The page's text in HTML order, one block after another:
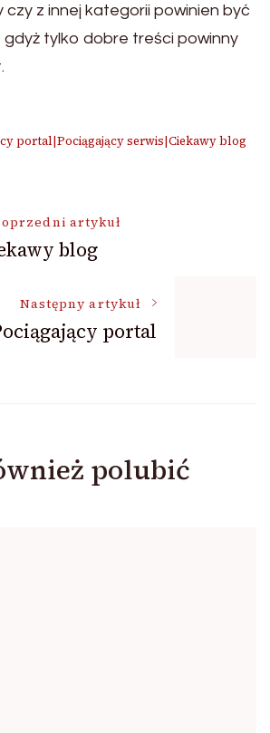
z innej kategorii powinien być
gdyż tylko dobre treści powinny
portal|Pociągający serwis|Ciekawy blog
artykuł
blog
Następny artykuł
portal
polubić